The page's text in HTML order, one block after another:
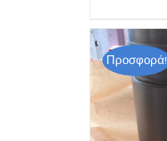
Προσφορά!